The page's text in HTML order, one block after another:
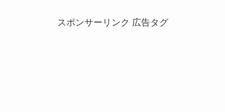
スポンサーリンク 広告タグ